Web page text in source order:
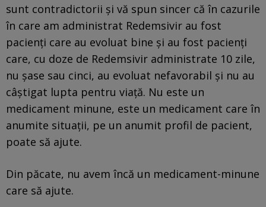
sunt contradictorii și vă spun sincer că în cazurile
în care am administrat Redemsivir au fost
pacienți care au evoluat bine și au fost pacienți
care, cu doze de Redemsivir administrate 10 zile,
nu șase sau cinci, au evoluat nefavorabil și nu au
câștigat lupta pentru viață. Nu este un
medicament minune, este un medicament care în
anumite situații, pe un anumit profil de pacient,
poate să ajute.
Din păcate, nu avem încă un medicament-minune
care să ajute.